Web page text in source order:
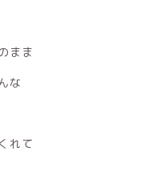
まま
な
れて